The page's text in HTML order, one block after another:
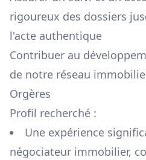
rigoureux des dossiers
l'acte authentique
Contribuer au
de notre réseau
Orgères
Profil recherché :
Une expérience
négociateur immobilier,